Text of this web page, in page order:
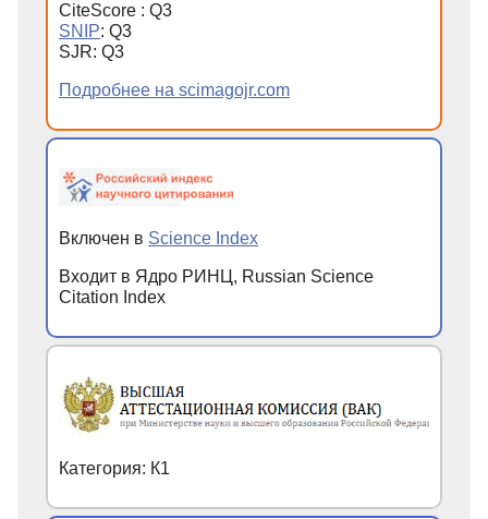
CiteScore : Q3
SNIP: Q3
SJR: Q3
Подробнее на scimagojr.com
Включен в Science Index
Входит в Ядро РИНЦ, Russian Science
Citation Index
Категория: К1